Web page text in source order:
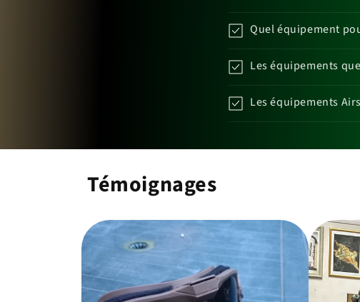
Quel équipement
Les équipements
Les équipements
Témoignages